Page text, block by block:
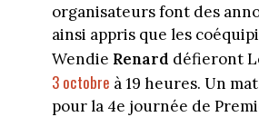
organisateurs font des
ainsi appris que les
Wendie Renard défieront
3 octobre à 19 heures. Un
pour la 4e journée de